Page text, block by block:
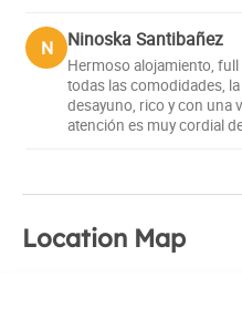
N Ninoska Santibañez
Hermoso alojamiento,
todas las comodidades,
desayuno, rico y con una
atención es muy cordial
Location Map